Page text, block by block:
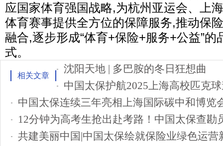
应国家体育强国战略,为杭州亚运会、上
体育赛事提供全方位的保障服务,推动保
融合,逐步形成“体育+保险+服务+公益”的
式。
相关文章
沈阳天地 | 多巴胺的冬日狂想曲
中国太保护航2025上海高校匹克
中国太保连续三年亮相上海国际碳中和博览
12分钟为高考生抢出赴考路！中国太保查勘
共建美丽中国|中国太保绘就保险业绿色运营